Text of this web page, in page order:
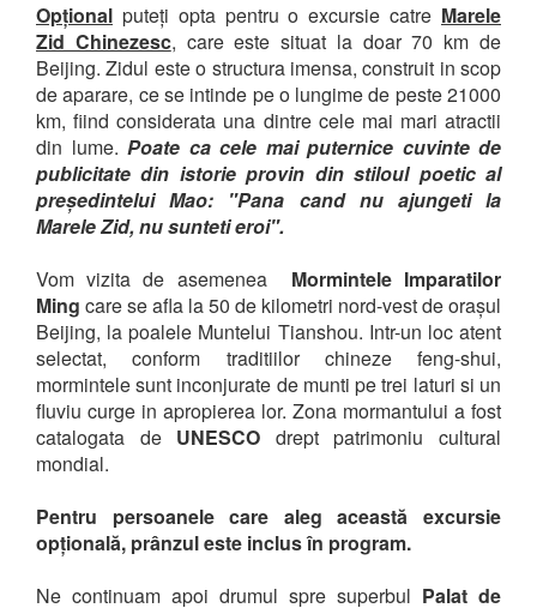
Opțional puteți opta pentru o excursie catre Marele
Zid Chinezesc, care este situat la doar 70 km de
Beijing. Zidul este o structura imensa, construit in scop
de aparare, ce se intinde pe o lungime de peste 21000
km, fiind considerata una dintre cele mai mari atractii
din lume. Poate ca cele mai puternice cuvinte de
publicitate din istorie provin din stiloul poetic al
președintelui Mao: "Pana cand nu ajungeti la
Marele Zid, nu sunteti eroi".
Vom vizita de asemenea Mormintele Imparatilor
Ming care se afla la 50 de kilometri nord-vest de orașul
Beijing, la poalele Muntelui Tianshou. Intr-un loc atent
selectat, conform traditiilor chineze feng-shui,
mormintele sunt inconjurate de munti pe trei laturi si un
fluviu curge in apropierea lor. Zona mormantului a fost
catalogata de UNESCO drept patrimoniu cultural
mondial.
Pentru persoanele care aleg această excursie
opțională, prânzul este inclus în program.
Ne continuam apoi drumul spre superbul Palat de